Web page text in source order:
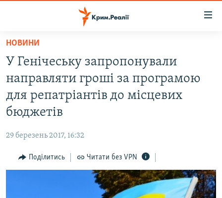
Перейти
основного
матеріалу
Перейти
до
основної
Перейти
пошуку
ВІДЕО ТА ФОТО
ПОЛІТИКА
ПОГЛЯД
ІНТЕРВ'Ю
НОВИНИ
У Генічеську запропонували
направляти гроші за програмою
для репатріантів до місцевих
бюджетів
29 березень 2017, 16:32
Поділитись Читати без VPN